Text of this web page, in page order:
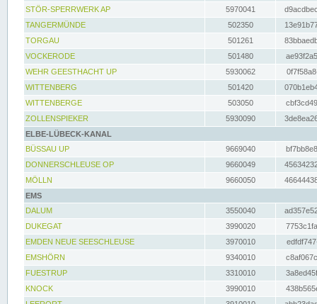
STÖR-SPERRWERK AP 5970041
TANGERMÜNDE
502350
TORGAU
501261
VOCKERODE
501480
WEHR GEESTHACHT UP
5930062
WITTENBERG
501420
WITTENBERGE
503050
ZOLLENSPIEKER
5930090
ELBE-LÜBECK-KANAL
BÜSSAU UP
9669040
DONNERSCHLEUSE OP
9660049
MÖLLN
9660050
EMS
DALUM
3550040
DUKEGAT
3990020
EMDEN NEUE SEESCHLEUSE
3970010
EMSHÖRN
9340010
FUESTRUP
3310010
KNOCK
3990010